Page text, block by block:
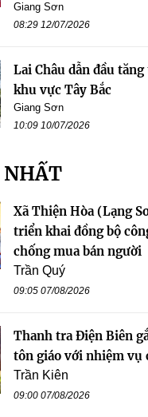
Giang Sơn
08:29 12/07/2026
Lai Châu dẫn đầu
khu vực Tây Bắc
Giang Sơn
10:09 10/07/2026
Xã Thiện Hòa (Lạng
triển khai đồng bộ
chống mua bán người
Trần Quý
09:05 07/08/2026
Thanh tra Điện Biên
tôn giáo với nhiệm vụ
Trần Kiên
09:00 07/08/2026